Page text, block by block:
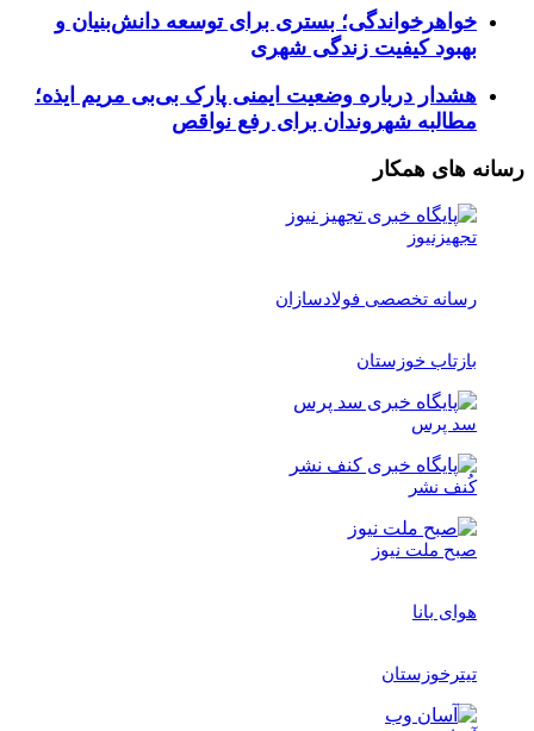
خواهرخواندگی؛ بستری برای توسعه دانش‌بنیان و
بهبود کیفیت زندگی شهری
هشدار درباره وضعیت ایمنی پارک بی‌بی مریم ایذه؛
مطالبه شهروندان برای رفع نواقص
رسانه های همکار
تجهیزنیوز
رسانه تخصصی فولادسازان
بازتاب خوزستان
سد پرس
کُنف نشر
صبح ملت نیوز
هوای بانا
تیترخوزستان